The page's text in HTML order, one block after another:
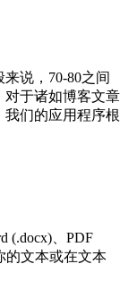
说，70-80之间
对于诸如博客文章
我们的应用程序根
(.docx)、PDF
的文本或在文本